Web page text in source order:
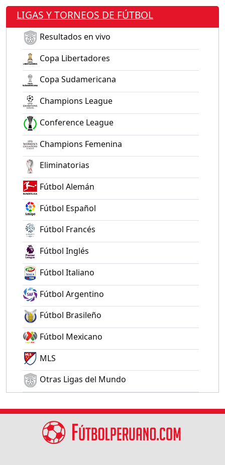
LIGAS Y TORNEOS DE FÚTBOL
Resultados en vivo
Copa Libertadores
Copa Sudamericana
Champions League
Conference League
Champions Femenina
Eliminatorias
Fútbol Alemán
Fútbol Español
Fútbol Francés
Fútbol Inglés
Fútbol Italiano
Fútbol Argentino
Fútbol Brasileño
Fútbol Mexicano
MLS
Otras Ligas del Mundo